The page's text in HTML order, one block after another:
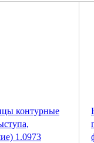
контурные
1.0973